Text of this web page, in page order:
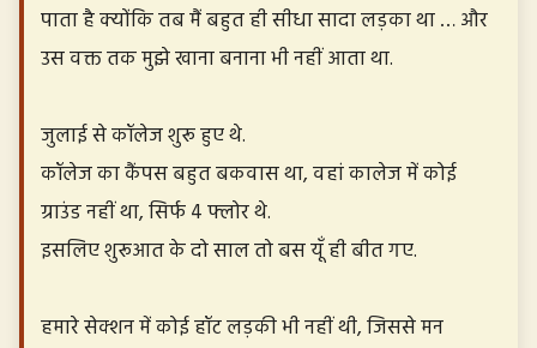
पाता है क्योंकि तब मैं बहुत ही सीधा सादा लड़का था … और
उस वक्त तक मुझे खाना बनाना भी नहीं आता था.
जुलाई से कॉलेज शुरू हुए थे.
कॉलेज का कैंपस बहुत बकवास था, वहां कालेज में कोई
ग्राउंड नहीं था, सिर्फ 4 फ्लोर थे.
इसलिए शुरूआत के दो साल तो बस यूँ ही बीत गए.
हमारे सेक्शन में कोई हॉट लड़की भी नहीं थी, जिससे मन